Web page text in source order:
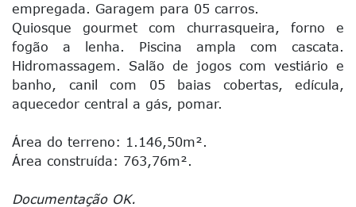
empregada. Garagem para 05 carros.
Quiosque gourmet com churrasqueira, forno e
fogão a lenha. Piscina ampla com cascata.
Hidromassagem. Salão de jogos com vestiário e
banho, canil com 05 baias cobertas, edícula,
aquecedor central a gás, pomar.
Área do terreno: 1.146,50m².
Área construída: 763,76m².
Documentação OK.